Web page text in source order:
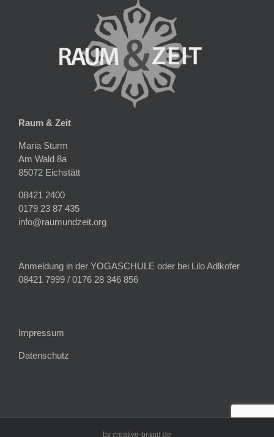
Raum & Zeit
Maria Sturm
Am Wald 8a
85072 Eichstätt
08421 2400
0179 23 87 435
info@raumundzeit.org
Anmeldung in der YOGASCHULE oder bei Lilo Adlkofer
08421 7999 / 0176 28 346 856
Impressum
Datenschutz
by creative-brand.de